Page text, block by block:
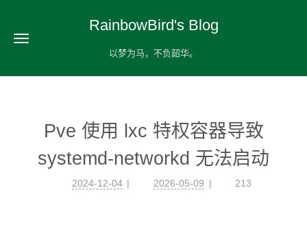
RainbowBird's Blog
以梦为马，不负韶华。
Pve 使用 lxc 特权容器导致
systemd-networkd 无法启动
2024-12-04 2026-05-09 213